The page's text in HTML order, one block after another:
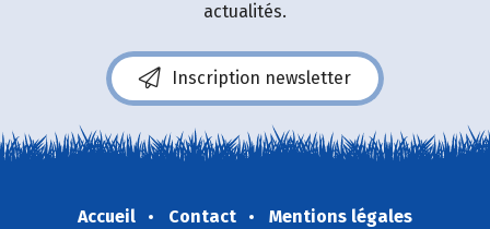
actualités.
Inscription newsletter
Accueil Contact
Mentions légales